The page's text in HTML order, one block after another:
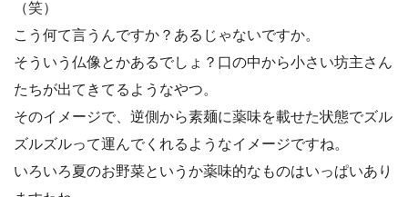
（笑）
こう何て言うんですか？あるじゃないですか。
そういう仏像とかあるでしょ？口の中から小さい坊主さん
たちが出てきてるようなやつ。
そのイメージで、逆側から素麺に薬味を載せた状態でズル
ズルズルって運んでくれるようなイメージですね。
いろいろ夏のお野菜というか薬味的なものはいっぱいあり